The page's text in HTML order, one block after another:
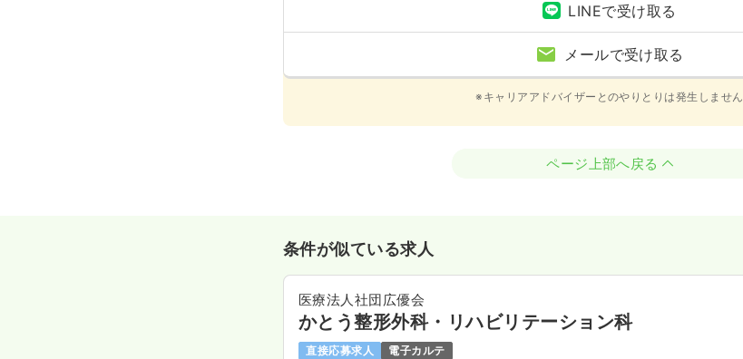
LINEで受け取る
メールで受け取る
※キャリアアドバイザーとのやりとりは発生しません
ページ上部へ戻る
条件が似ている求人
医療法人社団広優会
かとう整形外科・リハビリテーション科
直接応募求人
電子カルテ